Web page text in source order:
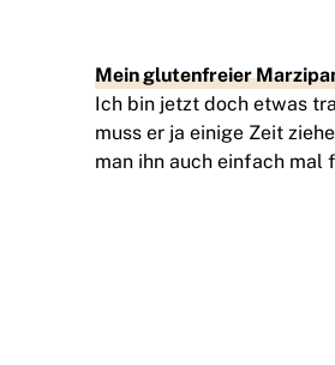
Mein glutenfreier
Ich bin jetzt doch etwas
muss er ja einige Zeit
man ihn auch einfach mal